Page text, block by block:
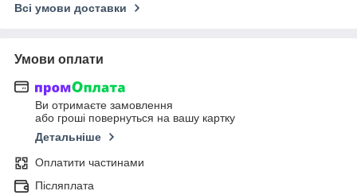
Всі умови доставки
Умови оплати
Ви отримаєте замовлення
або гроші повернуться на вашу картку
Детальніше
Оплатити частинами
Післяплата